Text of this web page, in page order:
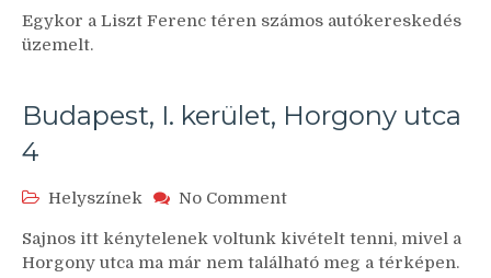
VI.
tér
Egykor a Liszt Ferenc téren számos autókereskedés
üzemelt.
Budapest, I. kerület, Horgony utca
4
Helyszínek No Commenton
I.
kerület,
Sajnos itt kénytelenek voltunk kivételt tenni, mivel a
Horgony utca ma már nem található meg a térképen.